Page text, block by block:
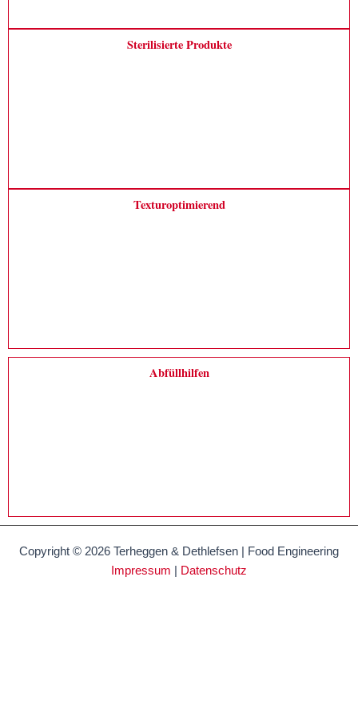
Sterilisierte Produkte
Texturoptimierend
Abfüllhilfen
Copyright © 2026 Terheggen & Dethlefsen | Food Engineering
Impressum
Datenschutz